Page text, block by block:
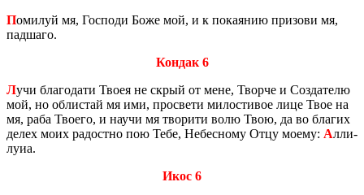
Поми­луй мя, Гос­по­ди Боже мой, и к по­ка­я­нию при­зо­ви мя,
пад­ша­го.
Кондак 6
Лучи бла­го­да­ти Твоея не скрый от мене, Твор­че и Со­зда­те­лю
мой, но об­ли­стай мя ими, про­све­ти ми­ло­сти­вое лице Твое на
мя, раба Тво­е­го, и научи мя тво­ри­ти волю Твою, да во бла­гих
делех моих ра­дост­но пою Тебе, Небес­но­му Отцу моему: Алли­
лу­иа.
Икос 6